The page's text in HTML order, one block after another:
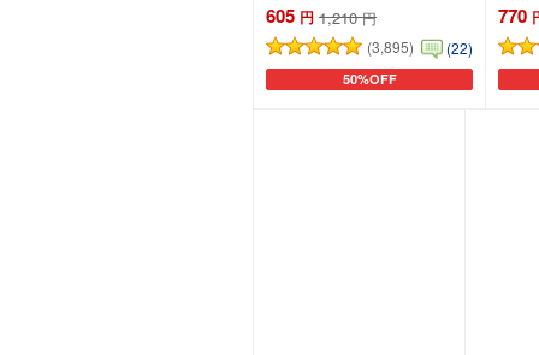
605 円 1,210 円
(3,895)
(22)
50%OFF
カートに追加
770